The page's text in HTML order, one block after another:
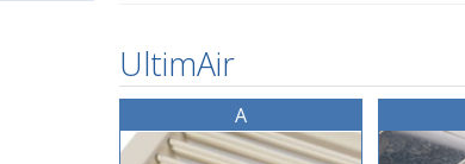
UltimAir
A